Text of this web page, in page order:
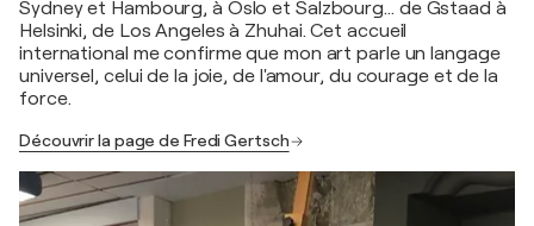
Sydney et Hambourg, à Oslo et Salzbourg… de Gstaad à
Helsinki, de Los Angeles à Zhuhai. Cet accueil
international me confirme que mon art parle un langage
universel, celui de la joie, de l'amour, du courage et de la
force.
Découvrir la page de Fredi Gertsch